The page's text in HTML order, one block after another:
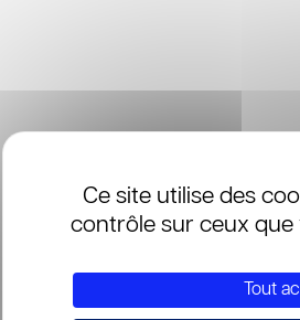
Ce site utilise des
contrôle sur ceux que
Tout